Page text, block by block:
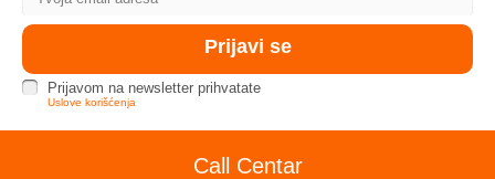
Prijavom na newsletter prihvatate
Uslove korišćenja
Call Centar